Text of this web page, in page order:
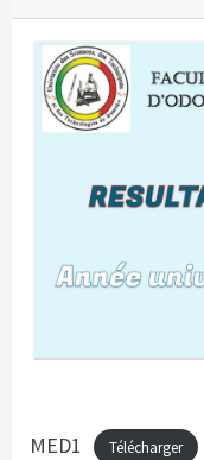
MED1 Télécharger